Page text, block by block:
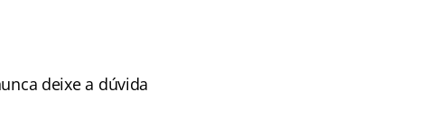
deixe a dúvida